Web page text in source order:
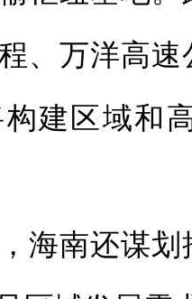
、万洋高
建区域和
南还谋划